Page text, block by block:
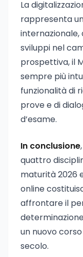
La
rappresenta
internazionale,
sviluppi nel
prospettiva, il
sempre più
funzionalità di
prove e di
d’esame.
In conclusione
quattro
maturità 2026
online
affrontare il
un nuovo
secolo.